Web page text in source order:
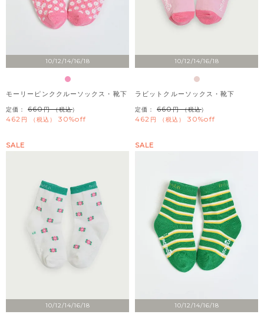
10/12/14/16/18
モーリーピンククルーソックス・靴下
定価： 660 （税込）
462 税込 30%off
10/12/14/16/18
ラビットクルーソックス・靴下
定価： 660 （税込）
462 税込 30%off
10/12/14/16/18
SALE
10/12/14/16/18
SALE